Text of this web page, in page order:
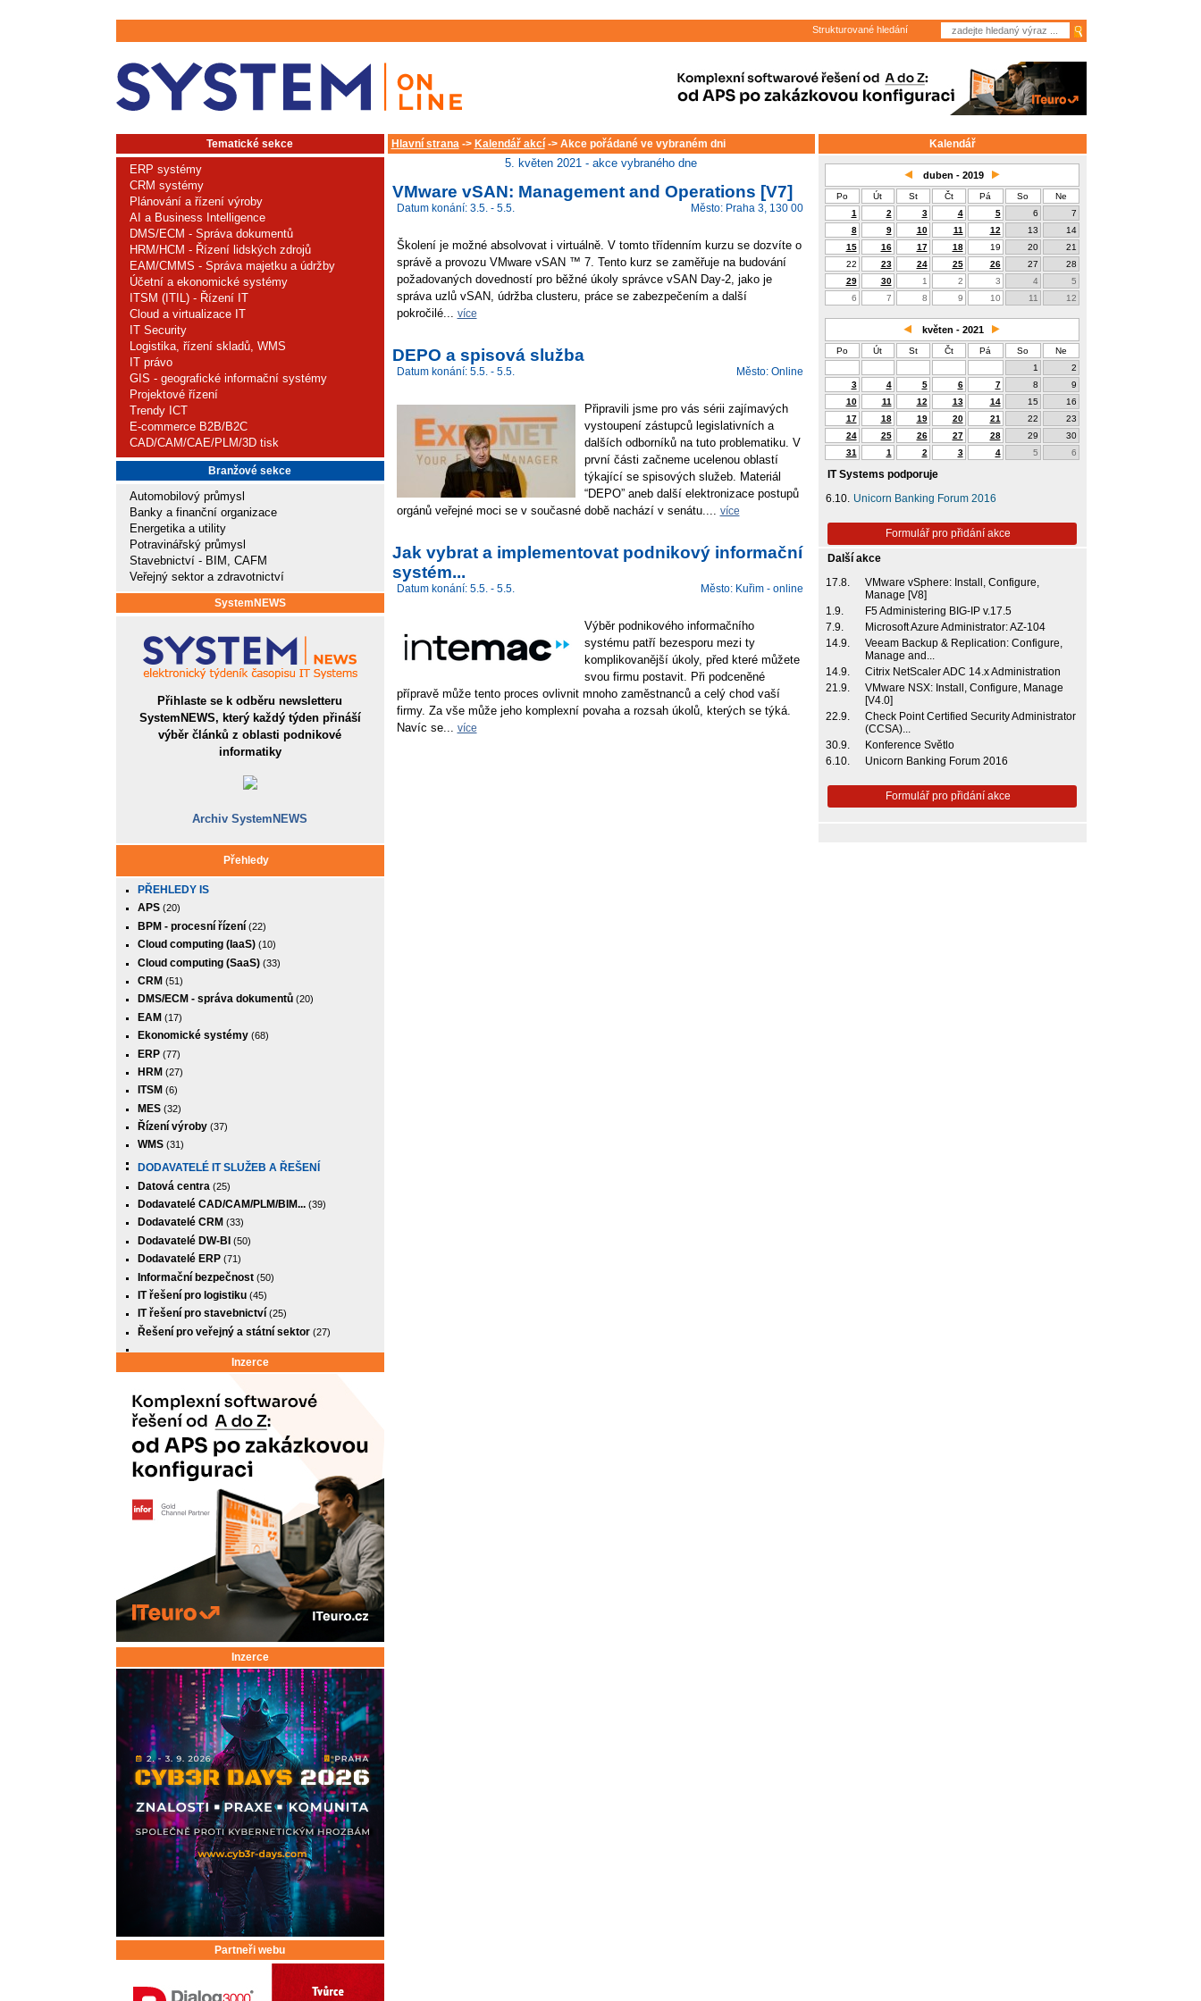
Strukturované hledání
Tematické sekce
ERP systémy
CRM systémy
Plánování a řízení výroby
AI a Business Intelligence
DMS/ECM - Správa dokumentů
HRM/HCM - Řízení lidských zdrojů
EAM/CMMS - Správa majetku a údržby
Účetní a ekonomické systémy
ITSM (ITIL) - Řízení IT
Cloud a virtualizace IT
IT Security
Logistika, řízení skladů, WMS
IT právo
GIS - geografické informační systémy
Projektové řízení
Trendy ICT
E-commerce B2B/B2C
CAD/CAM/CAE/PLM/3D tisk
Branžové sekce
Automobilový průmysl
Banky a finanční organizace
Energetika a utility
Potravinářský průmysl
Stavebnictví - BIM, CAFM
Veřejný sektor a zdravotnictví
SystemNEWS
Přihlaste se k odběru newsletteru
SystemNEWS, který každý týden přináší
výběr článků z oblasti podnikové
informatiky
Archiv SystemNEWS
Přehledy
PŘEHLEDY IS
APS(20)
BPM - procesní řízení(22)
Cloud computing (IaaS)(10)
Cloud computing (SaaS)(33)
CRM (51)
DMS/ECM - správa dokumentů(20)
EAM (17)
Ekonomické systémy(68)
ERP(77)
HRM (27)
ITSM (6)
MES(32)
Řízení výroby(37)
WMS(31)
DODAVATELÉ IT SLUŽEB A ŘEŠENÍ
Datová centra (25)
Dodavatelé CAD/CAM/PLM/BIM...(39)
Dodavatelé CRM (33)
Dodavatelé DW-BI (50)
Dodavatelé ERP(71)
Informační bezpečnost(50)
IT řešení pro logistiku(45)
IT řešení pro stavebnictví(25)
Řešení pro veřejný a státní sektor(27)
Inzerce
Inzerce
Partneři webu
Hlavní strana-> Kalendář akcí-> Akce pořádané ve vybraném dni
5. květen 2021 - akce vybraného dne
VMware vSAN: Management and Operations [V7]
Datum konání: 3.5. - 5.5. Město: Praha 3, 130 00
Školení je možné absolvovat i virtuálně. V tomto třídenním kurzu se dozvíte o
správě a provozu VMware vSAN ™ 7. Tento kurz se zaměřuje na budování
požadovaných dovedností pro běžné úkoly správce vSAN Day-2, jako je
správa uzlů vSAN, údržba clusteru, práce se zabezpečením a další
pokročilé... více
DEPO a spisová služba
Datum konání: 5.5. - 5.5. Město: Online
Připravili jsme pro vás sérii zajímavých
vystoupení zástupců legislativních a
dalších odborníků na tuto problematiku. V
první části začneme ucelenou oblastí
týkající se spisových služeb. Materiál
“DEPO” aneb další elektronizace postupů
orgánů veřejné moci se v současné době nachází v senátu.... více
Jak vybrat a implementovat podnikový informační
systém...
Datum konání: 5.5. - 5.5. Město: Kuřim - online
Výběr podnikového informačního
systému patří bezesporu mezi ty
komplikovanější úkoly, před které můžete
svou firmu postavit. Při podceněné
přípravě může tento proces ovlivnit mnoho zaměstnanců a celý chod vaší
firmy. Za vše může jeho komplexní povaha a rozsah úkolů, kterých se týká.
Navíc se... více
Kalendář
duben - 2019
Po Út St Čt Pá So
Ne
1
2 3 4 5 6
7
8
9 10 11 12 13
14
15
16 17 18 19 20
21
22
23 24 25 26 27
28
29
30 1 2 3 4
5
6
7 8 9 10 11 12
květen - 2021
Po Út St Čt Pá So
Ne
1
2
3
4 5 6 7 8
9
10
11 12 13 14 15
16
17
18 19 20 21 22
23
24
25 26 27 28 29
30
31
1 2 3 4 5 6
IT Systems podporuje
6.10. Unicorn Banking Forum 2016
Formulář pro přidání akce
Další akce
17.8.
VMware vSphere: Install, Configure,
Manage [V8]
1.9.
F5 Administering BIG-IP v.17.5
7.9.
Microsoft Azure Administrator: AZ-104
14.9.
Veeam Backup & Replication: Configure,
Manage and...
14.9.
Citrix NetScaler ADC 14.x Administration
21.9.
VMware NSX: Install, Configure, Manage
[V4.0]
22.9.
Check Point Certified Security Administrator
(CCSA)...
30.9.
Konference Světlo
6.10.
Unicorn Banking Forum 2016
Formulář pro přidání akce